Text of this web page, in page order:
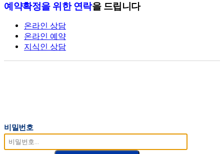
예약확정을 위한 연락을 드립니다
온라인 상담
온라인 예약
지식인 상담
비밀번호